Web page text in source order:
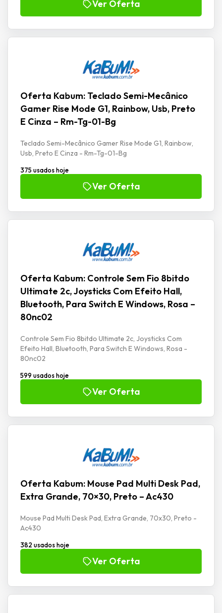
Ver Oferta
Oferta Kabum: Teclado Semi-Mecânico
Gamer Rise Mode G1, Rainbow, Usb, Preto
E Cinza – Rm-Tg-01-Bg
Teclado Semi-Mecânico Gamer Rise Mode G1, Rainbow,
Usb, Preto E Cinza - Rm-Tg-01-Bg
375 usados hoje
Ver Oferta
Oferta Kabum: Controle Sem Fio 8bitdo
Ultimate 2c, Joysticks Com Efeito Hall,
Bluetooth, Para Switch E Windows, Rosa –
80nc02
Controle Sem Fio 8bitdo Ultimate 2c, Joysticks Com
Efeito Hall, Bluetooth, Para Switch E Windows, Rosa -
80nc02
599 usados hoje
Ver Oferta
Oferta Kabum: Mouse Pad Multi Desk Pad,
Extra Grande, 70×30, Preto – Ac430
Mouse Pad Multi Desk Pad, Extra Grande, 70x30, Preto -
Ac430
382 usados hoje
Ver Oferta